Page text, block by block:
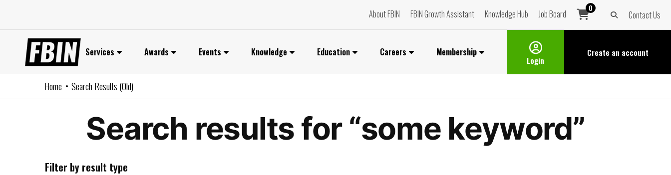
to
content
About FBIN FBIN Growth Assistant Knowledge Hub Job Board
0
Contact Us
Services Awards Events Knowledge Education Careers Membership
Login
Create an account
Home Search Results (Old)
Search results for “some keyword”
Filter by result type